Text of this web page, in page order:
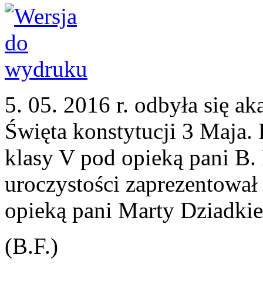
5. 05. 2016 r. odbyła się
Święta konstytucji 3
klasy V pod opieką pani B.
uroczystości
opieką pani Marty
(B.F.)